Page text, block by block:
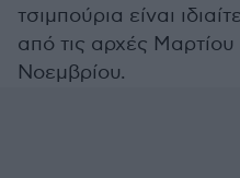
τσιμπούρια είναι
από τις αρχές Μαρτίου
Νοεμβρίου.